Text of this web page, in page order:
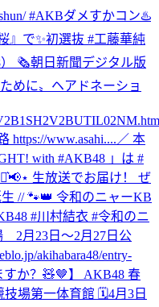
#AKBダメすかコン♨️
』で✨初選抜 #工藤華純
） 🗞朝日新聞デジタル版
めに〟ヘアドネーショ
https://www.asahi.... ／ 本
with #AKB48 」は #
生放送でお届け！ ぜ
// 🐾👑 令和のニャーKB
#川村結衣 #令和のニ
2月23日～2月27日公
akihabara48/entry-
すか？🧸🤎】 AKB48 春
技場第一体育館 🗓️4月3日